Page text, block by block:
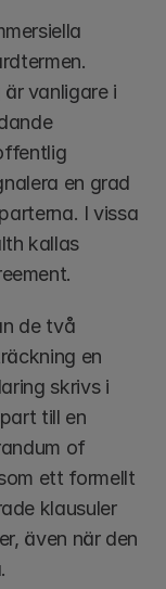
vanligare i
en grad
I vissa
kallas
de två
en
skrivs i
till en
of
ett formellt
klausuler
även när den